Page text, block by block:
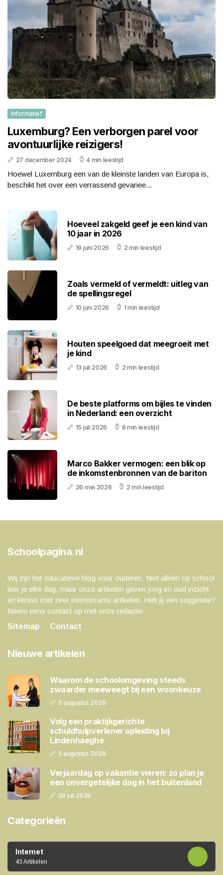
Informatief
Luxemburg? Een verborgen parel voor
avontuurlijke reizigers!
27 december 2024 4 min leestijd
Hoewel Luxemburg een van de kleinste landen van Europa is,
beschikt het over een verrassend gevariee...
Hoeveel zakgeld geef je een kind van
10 jaar in 2026
19 juni 2026 2 min leestijd
Zoals vermeld of vermeldt: uitleg van
de spellingsregel
10 juni 2026 1 min leestijd
Houten speelgoed dat meegroeit met
je kind
13 juli 2026 2 min leestijd
De beste platforms om bijles te vinden
in Nederland: een overzicht
15 juli 2026 8 min leestijd
Marco Bakker vermogen: een blik op
de inkomstenbronnen van de bariton
26 mei 2026 2 min leestijd
Schoolpagina.nl
Wij zijn het educatieve blog voor ouderen. Niet alléén op school
leer je elke dag, maar onze artikelen geven jong en oud inzicht
en kennis met zeer interessante artikelen. Heb jij een suggestie?
Neem eens contact op met onze redactie.
Sitemap
Contact
Nieuwe artikelen
Waarom de schoolomgeving steeds
zwaarder meeweegt bij een woonkeuze
5 augustus 2026
Volg een praktijkgerichte
schuldhulpverlener opleiding bij
Lindenhaeghe
5 augustus 2026
Verjaardag op vakantie vieren: zo plan je
een onvergetelijke dag in het buitenland
28 juli 2026
Categorieën
Internet
43 Artikelen